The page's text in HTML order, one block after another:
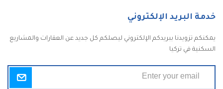
خدمة البريد الإلكتروني
يمكنكم تزويدنا ببريدكم الإلكتروني ليصلكم كل جديد عن العقارات والمشاريع
السكنية في تركيا